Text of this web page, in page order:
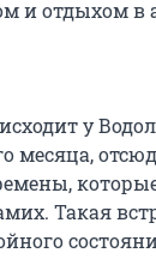
и отдыхом в
у
месяца,
Такая